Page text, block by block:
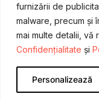
furnizării de
malware, precum și
mai multe detalii, vă
Confidențialitate și
Personalizează